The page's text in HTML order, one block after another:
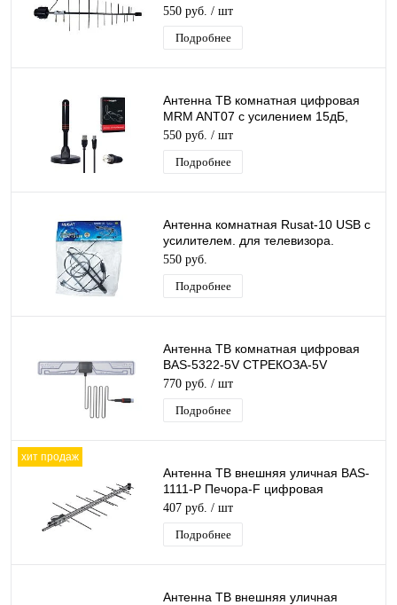
эфирная для DVB-T2 ТВ наружная
550 руб. / шт
Подробнее
Антенна ТВ комнатная цифровая
MRM ANT07 с усилением 15дБ,
эфирная для DVB-T2 телевидения
550 руб. / шт
Подробнее
Антенна комнатная Rusat-10 USB с
усилителем. для телевизора.
активная. для дома. для дачи
550 руб.
Подробнее
Антенна ТВ комнатная цифровая
BAS-5322-5V СТРЕКОЗА-5V
эфирная для DVB-T2 телевидения
Рэмо
770 руб. / шт
Подробнее
хит продаж
Антенна ТВ внешняя уличная BAS-
1111-Р Печора-F цифровая
эфирная для DVB-T2 телевидения
Рэмо
407 руб. / шт
Подробнее
Антенна ТВ внешняя уличная